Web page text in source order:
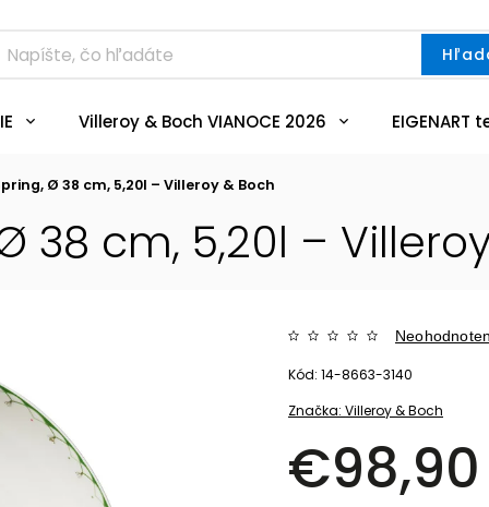
Villeroy & Boch VIANOCE 2026 EIGENART
Ø 38 cm, 5,20l – Villeroy & Boch
38 cm, 5,20l –
Značka:Villeroy & Boch
€98,90
Kód: 14-8663-3140